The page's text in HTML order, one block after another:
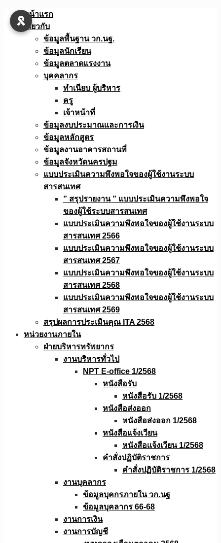
Skip
หน้าแรก
เกี่ยวกับ
ข้อมูลพื้นฐาน วก.นฐ.
ข้อมูลนักเรียน
ข้อมูลตลาดแรงงาน
บุคคลากร
ทำเนียบ ผู้บริหาร
ครู
เจ้าหน้าที่
ข้อมูลงบประมาณเเละการเงิน
ข้อมูลหลักสูตร
ข้อมูลงานอาคารสถานที่
ข้อมูลจังหวัดนครปฐม
แบบประเมินความพึงพอใจของผู้ใช้งานระบบ
สารสนเทศ
” สรุปรายงาน ” แบบประเมินความพึงพอใจ
ของผู้ใช้ระบบสารสนเทศ
แบบประเมินความพึงพอใจของผู้ใช้งานระบบ
สารสนเทศ 2566
แบบประเมินความพึงพอใจของผู้ใช้งานระบบ
สารสนเทศ 2567
แบบประเมินความพึงพอใจของผู้ใช้งานระบบ
สารสนเทศ 2568
แบบประเมินความพึงพอใจของผู้ใช้งานระบบ
สารสนเทศ 2569
สรุปผลการประเมินคุณ ITA 2568
หน่วยงานภายใน
ฝ่ายบริหารทรัพยากร
งานบริหารทั่วไป
NPT E-office 1/2568
หนังสือรับ
หนังสือรับ 1/2568
หนังสือส่งออก
หนังสือส่งออก 1/2568
หนังสือแจ้งเวียน
หนังสือเเจ้งเวียน 1/2568
คำสั่งปฏิบัติราชการ
คำสั่งปฏิบัติราชการ 1/2568
งานบุคลากร
ข้อมูลบุคกรภายใน วก.นฐ
ข้อมูลบุคลากร 66-68
งานการเงิน
งานการบัญชี